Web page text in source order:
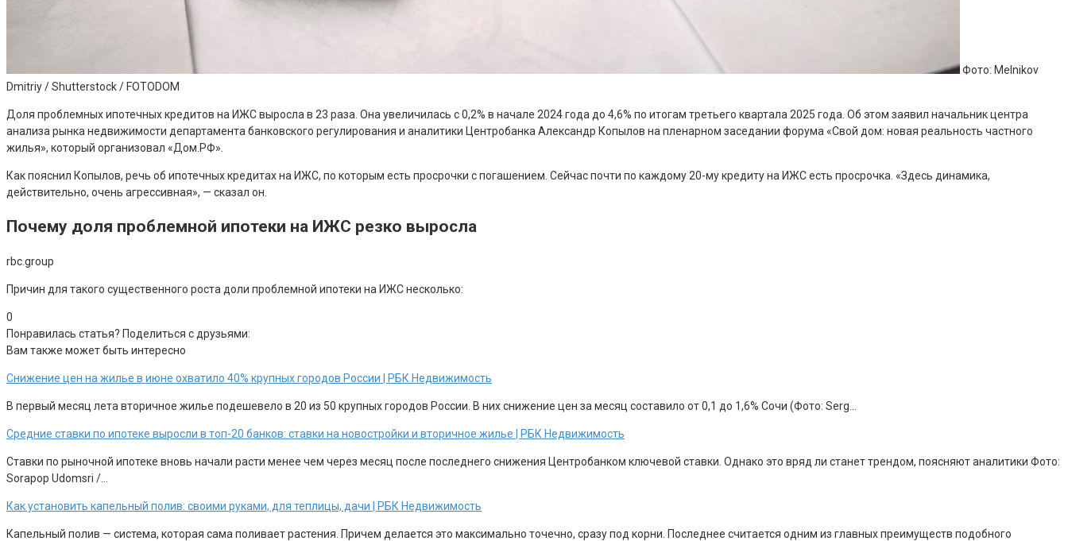
Фото: Melnikov
Dmitriy / Shutterstock / FOTODOM
Доля проблемных ипотечных кредитов на ИЖС выросла в 23 раза. Она увеличилась с 0,2% в начале 2024 года до 4,6% по итогам третьего квартала 2025 года. Об этом заявил начальник центра
анализа рынка недвижимости департамента банковского регулирования и аналитики Центробанка Александр Копылов на пленарном заседании форума «Свой дом: новая реальность частного
жилья», который организовал «Дом.РФ».
Как пояснил Копылов, речь об ипотечных кредитах на ИЖС, по которым есть просрочки с погашением. Сейчас почти по каждому 20-му кредиту на ИЖС есть просрочка. «Здесь динамика,
действительно, очень агрессивная», — сказал он.
Почему доля проблемной ипотеки на ИЖС резко выросла
rbc.group
Причин для такого существенного роста доли проблемной ипотеки на ИЖС несколько:
0
Понравилась статья? Поделиться с друзьями:
Вам также может быть интересно
Снижение цен на жилье в июне охватило 40% крупных городов России | РБК Недвижимость
В первый месяц лета вторичное жилье подешевело в 20 из 50 крупных городов России. В них снижение цен за месяц составило от 0,1 до 1,6% Сочи (Фото: Serg…
Средние ставки по ипотеке выросли в топ-20 банков: ставки на новостройки и вторичное жилье | РБК Недвижимость
Ставки по рыночной ипотеке вновь начали расти менее чем через месяц после последнего снижения Центробанком ключевой ставки. Однако это вряд ли станет трендом, поясняют аналитики Фото:
Sorapop Udomsri /…
Как установить капельный полив: своими руками, для теплицы, дачи | РБК Недвижимость
Капельный полив — система, которая сама поливает растения. Причем делается это максимально точечно, сразу под корни. Последнее считается одним из главных преимуществ подобного